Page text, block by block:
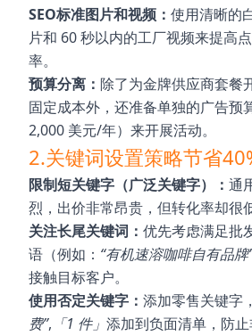
SEO标准图片和视频： 使用清晰的
片和 60 秒以内的工厂视频来提高
率。
预算分离： 除了为金牌供应商套餐
固定成本外，还准备单独的广告预
2,000 美元/年）来开展活动。
2.关键词设置策略节省
限制短关键字（广泛关键字）： 通
烈，出价非常昂贵，但转化率却很低
关注长尾关键词： 优先考虑满足批
语（例如： “有机速溶咖啡自有品牌
接触目标客户。
使用否定关键字： 添加零售关键字
费”, 「1 件」 添加到负面清单，防止